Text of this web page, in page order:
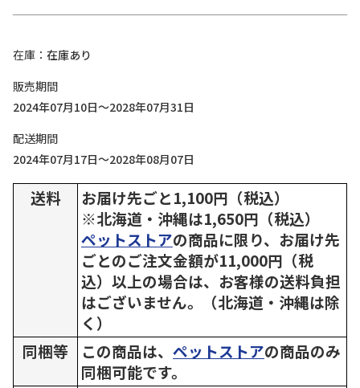
在庫
在庫あり
販売期間
2024年07月10日～2028年07月31日
配送期間
2024年07月17日～2028年08月07日
送料
お届け先ごと1,100円（税込）
※北海道・沖縄は1,650円（税込）
ペットストアの商品に限り、お届け先
ごとのご注文金額が11,000円（税
込）以上の場合は、お客様の送料負担
はございません。（北海道・沖縄は除
く）
同梱等
この商品は、 ペットストアの商品のみ
同梱可能です。